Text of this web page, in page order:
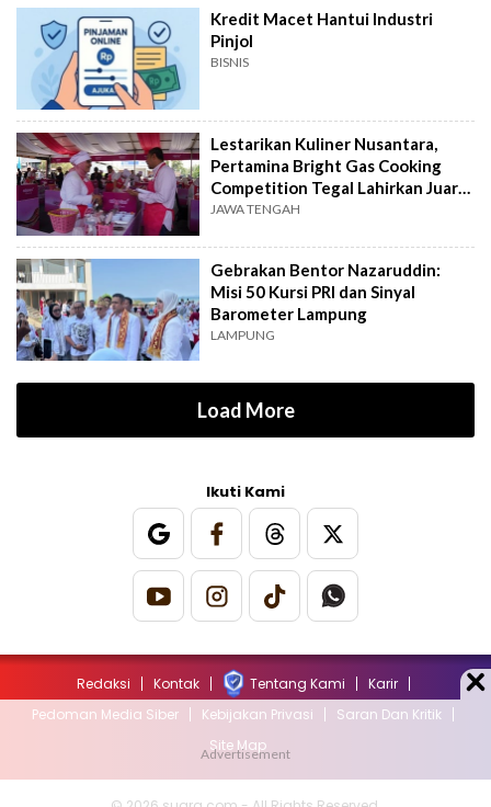
Kredit Macet Hantui Industri
Pinjol
BISNIS
Lestarikan Kuliner Nusantara,
Pertamina Bright Gas Cooking
Competition Tegal Lahirkan Juara
Baru
JAWA TENGAH
Gebrakan Bentor Nazaruddin:
Misi 50 Kursi PRI dan Sinyal
Barometer Lampung
LAMPUNG
Load More
Ikuti Kami
Redaksi Kontak Tentang Kami
Karir
Pedoman Media Siber
Kebijakan Privasi
Saran Dan Kritik
Site Map